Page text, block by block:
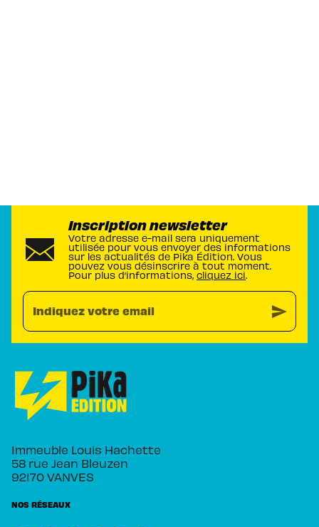
Inscription newsletter
Votre adresse e-mail sera uniquement
utilisée pour vous envoyer des informations
sur les actualités de Pika Édition. Vous
pouvez vous désinscrire à tout moment.
Pour plus d’informations, cliquez ici.
Indiquez votre email send
Immeuble Louis Hachette
58 rue Jean Bleuzen
92170 VANVES
NOS RÉSEAUX